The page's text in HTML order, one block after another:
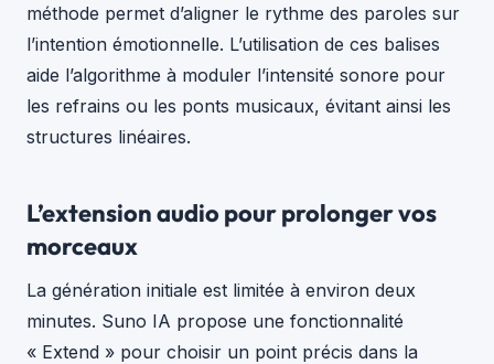
méthode permet d’aligner le rythme des paroles sur
l’intention émotionnelle. L’utilisation de ces balises
aide l’algorithme à moduler l’intensité sonore pour
les refrains ou les ponts musicaux, évitant ainsi les
structures linéaires.
L’extension audio pour prolonger vos
morceaux
La génération initiale est limitée à environ deux
minutes. Suno IA propose une fonctionnalité
« Extend » pour choisir un point précis dans la